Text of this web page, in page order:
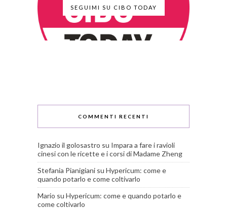
SEGUIMI SU CIBO TODAY
COMMENTI RECENTI
Ignazio il golosastro su Impara a fare i ravioli
cinesi con le ricette e i corsi di Madame Zheng
Stefania Pianigiani su Hypericum: come e
quando potarlo e come coltivarlo
Mario su Hypericum: come e quando potarlo e
come coltivarlo